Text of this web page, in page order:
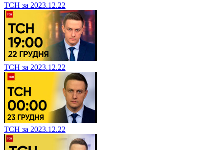
ТСН за 2023.12.22
ТСН за 2023.12.22
ТСН за 2023.12.22